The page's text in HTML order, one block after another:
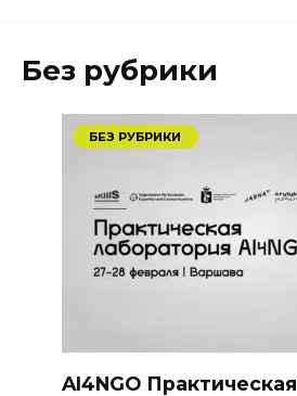
Без рубрики
БЕЗ РУБРИКИ
AI4NGO Практическая